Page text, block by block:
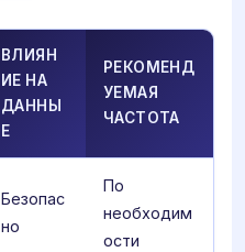
ВЛИЯН
ИЕ НА
ДАННЫ
Е
РЕКОМЕНД
УЕМАЯ
ЧАСТОТА
Безопас
но
По
необходим
ости